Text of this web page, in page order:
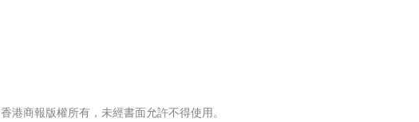
香港商報版權所有，未經書面允許不得使用。